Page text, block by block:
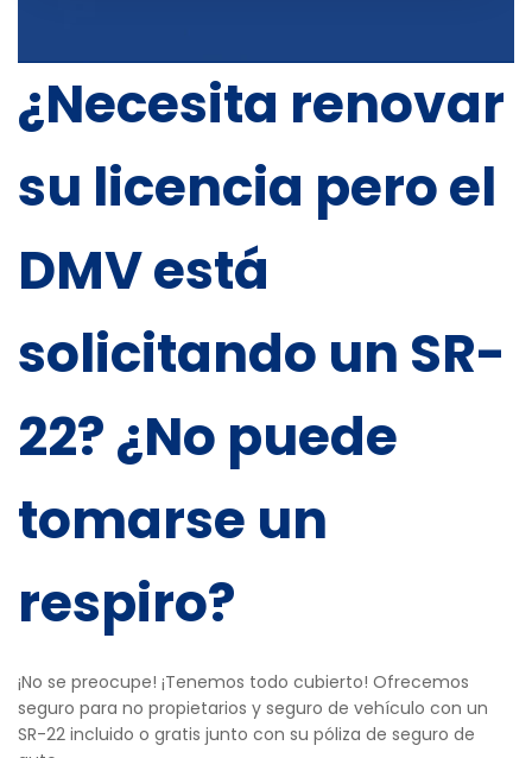
¿Necesita renovar
su licencia pero el
DMV está
solicitando un SR-
22? ¿No puede
tomarse un
respiro?
¡No se preocupe! ¡Tenemos todo cubierto! Ofrecemos
seguro para no propietarios y seguro de vehículo con un
SR-22 incluido o gratis junto con su póliza de seguro de